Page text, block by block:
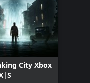
City Xbox